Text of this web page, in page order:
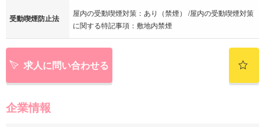
受動喫煙防止法
屋内の受動喫煙対策：あり（禁煙） /屋内の受動喫煙対策
に関する特記事項：敷地内禁煙
求人に問い合わせる
企業情報